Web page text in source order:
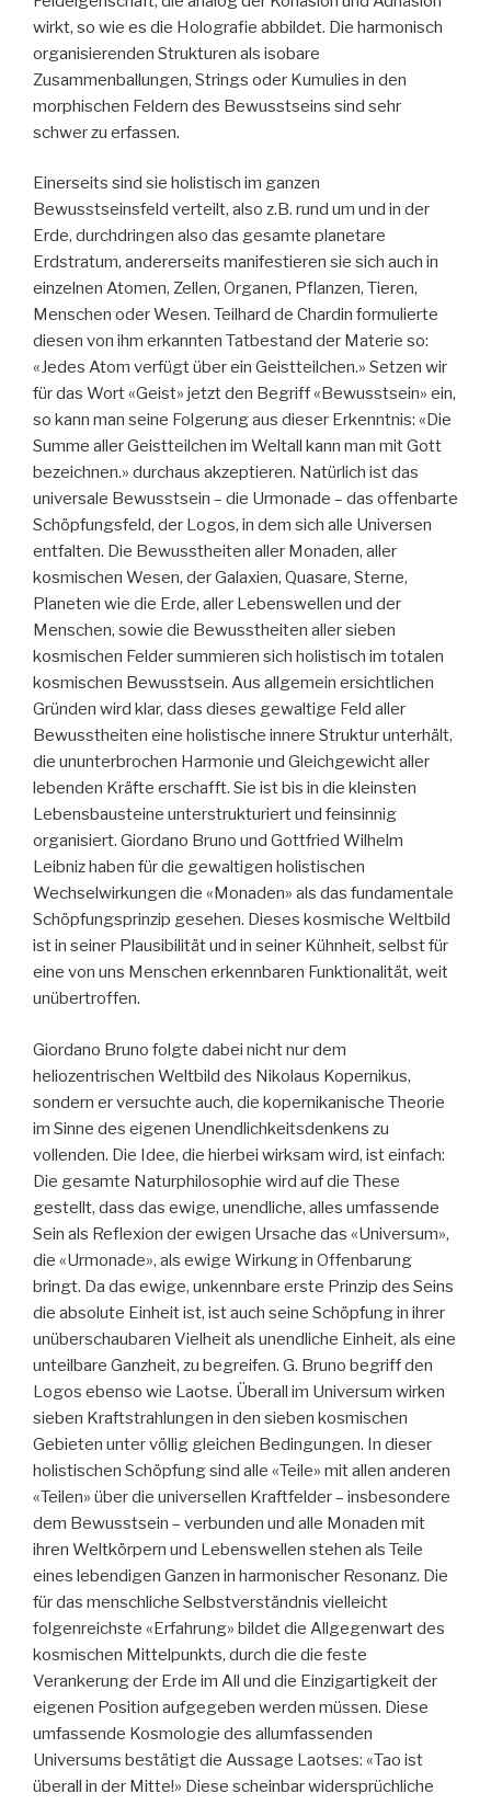
wirkt, so wie es die Holografie abbildet. Die harmonisch
organisierenden Strukturen als isobare
Zusammenballungen, Strings oder Kumulies in den
morphischen Feldern des Bewusstseins sind sehr
schwer zu erfassen.
Einerseits sind sie holistisch im ganzen
Bewusstseinsfeld verteilt, also z.B. rund um und in der
Erde, durchdringen also das gesamte planetare
Erdstratum, andererseits manifestieren sie sich auch in
einzelnen Atomen, Zellen, Organen, Pflanzen, Tieren,
Menschen oder Wesen. Teilhard de Chardin formulierte
diesen von ihm erkannten Tatbestand der Materie so:
«Jedes Atom verfügt über ein Geistteilchen.» Setzen wir
für das Wort «Geist» jetzt den Begriff «Bewusstsein» ein,
so kann man seine Folgerung aus dieser Erkenntnis: «Die
Summe aller Geistteilchen im Weltall kann man mit Gott
bezeichnen.» durchaus akzeptieren. Natürlich ist das
universale Bewusstsein – die Urmonade – das offenbarte
Schöpfungsfeld, der Logos, in dem sich alle Universen
entfalten. Die Bewusstheiten aller Monaden, aller
kosmischen Wesen, der Galaxien, Quasare, Sterne,
Planeten wie die Erde, aller Lebenswellen und der
Menschen, sowie die Bewusstheiten aller sieben
kosmischen Felder summieren sich holistisch im totalen
kosmischen Bewusstsein. Aus allgemein ersichtlichen
Gründen wird klar, dass dieses gewaltige Feld aller
Bewusstheiten eine holistische innere Struktur unterhält,
die ununterbrochen Harmonie und Gleichgewicht aller
lebenden Kräfte erschafft. Sie ist bis in die kleinsten
Lebensbausteine unterstrukturiert und feinsinnig
organisiert. Giordano Bruno und Gottfried Wilhelm
Leibniz haben für die gewaltigen holistischen
Wechselwirkungen die «Monaden» als das fundamentale
Schöpfungsprinzip gesehen. Dieses kosmische Weltbild
ist in seiner Plausibilität und in seiner Kühnheit, selbst für
eine von uns Menschen erkennbaren Funktionalität, weit
unübertroffen.
Giordano Bruno folgte dabei nicht nur dem
heliozentrischen Weltbild des Nikolaus Kopernikus,
sondern er versuchte auch, die kopernikanische Theorie
im Sinne des eigenen Unendlichkeitsdenkens zu
vollenden. Die Idee, die hierbei wirksam wird, ist einfach:
Die gesamte Naturphilosophie wird auf die These
gestellt, dass das ewige, unendliche, alles umfassende
Sein als Reflexion der ewigen Ursache das «Universum»,
die «Urmonade», als ewige Wirkung in Offenbarung
bringt. Da das ewige, unkennbare erste Prinzip des Seins
die absolute Einheit ist, ist auch seine Schöpfung in ihrer
unüberschaubaren Vielheit als unendliche Einheit, als eine
unteilbare Ganzheit, zu begreifen. G. Bruno begriff den
Logos ebenso wie Laotse. Überall im Universum wirken
sieben Kraftstrahlungen in den sieben kosmischen
Gebieten unter völlig gleichen Bedingungen. In dieser
holistischen Schöpfung sind alle «Teile» mit allen anderen
«Teilen» über die universellen Kraftfelder – insbesondere
dem Bewusstsein – verbunden und alle Monaden mit
ihren Weltkörpern und Lebenswellen stehen als Teile
eines lebendigen Ganzen in harmonischer Resonanz. Die
für das menschliche Selbstverständnis vielleicht
folgenreichste «Erfahrung» bildet die Allgegenwart des
kosmischen Mittelpunkts, durch die die feste
Verankerung der Erde im All und die Einzigartigkeit der
eigenen Position aufgegeben werden müssen. Diese
umfassende Kosmologie des allumfassenden
Universums bestätigt die Aussage Laotses: «Tao ist
überall in der Mitte!» Diese scheinbar widersprüchliche